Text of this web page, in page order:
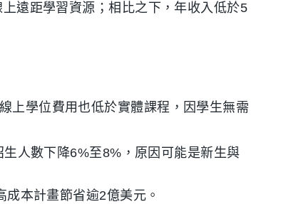
遠距學習資源；相比之下，年收入低於5
上學位費用也低於實體課程，因學生無需
人數下降6%至8%，原因可能是新生與
本計畫節省逾2億美元。